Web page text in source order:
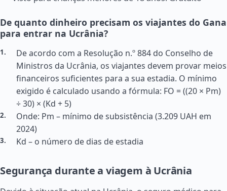
De quanto dinheiro precisam os viajantes do Gana
para entrar na Ucrânia?
De acordo com a Resolução n.º 884 do Conselho de
Ministros da Ucrânia, os viajantes devem provar meios
financeiros suficientes para a sua estadia. O mínimo
exigido é calculado usando a fórmula: FO = ((20 × Pm)
÷ 30) × (Kd + 5)
Onde: Pm – mínimo de subsistência (3.209 UAH em
2024)
Kd – o número de dias de estadia
Segurança durante a viagem à Ucrânia